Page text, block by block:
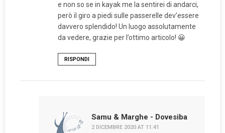
e non so se in kayak me la sentirei di andarci,
però il giro a piedi sulle passerelle dev’essere
davvero splendido! Un luogo assolutamente
da vedere, grazie per l’ottimo articolo! 😀
RISPONDI
Samu & Marghe - Dovesiba
2 DICEMBRE 2020 AT 11:41